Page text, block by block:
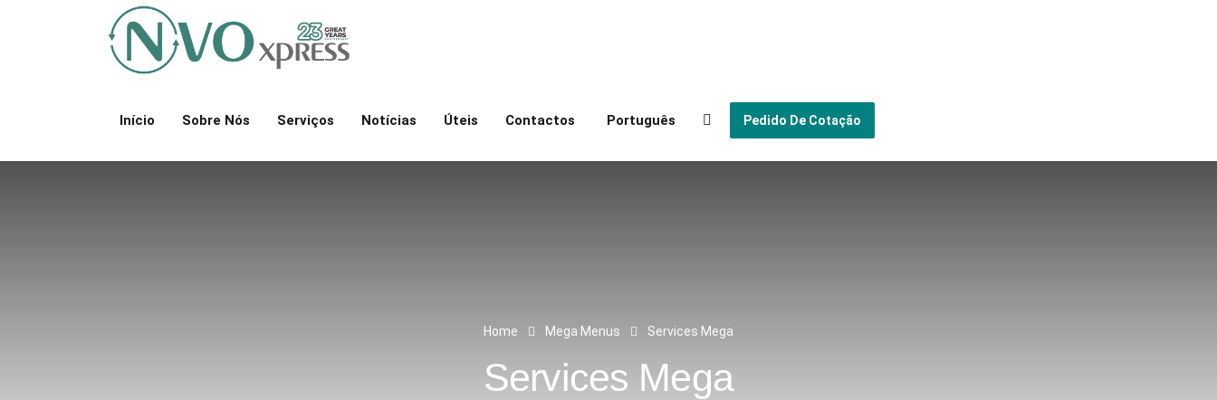
Início Sobre Nós Serviços Notícias Úteis Contactos Português Pedido De Cotação
Home Mega Menus Services Mega
Services Mega